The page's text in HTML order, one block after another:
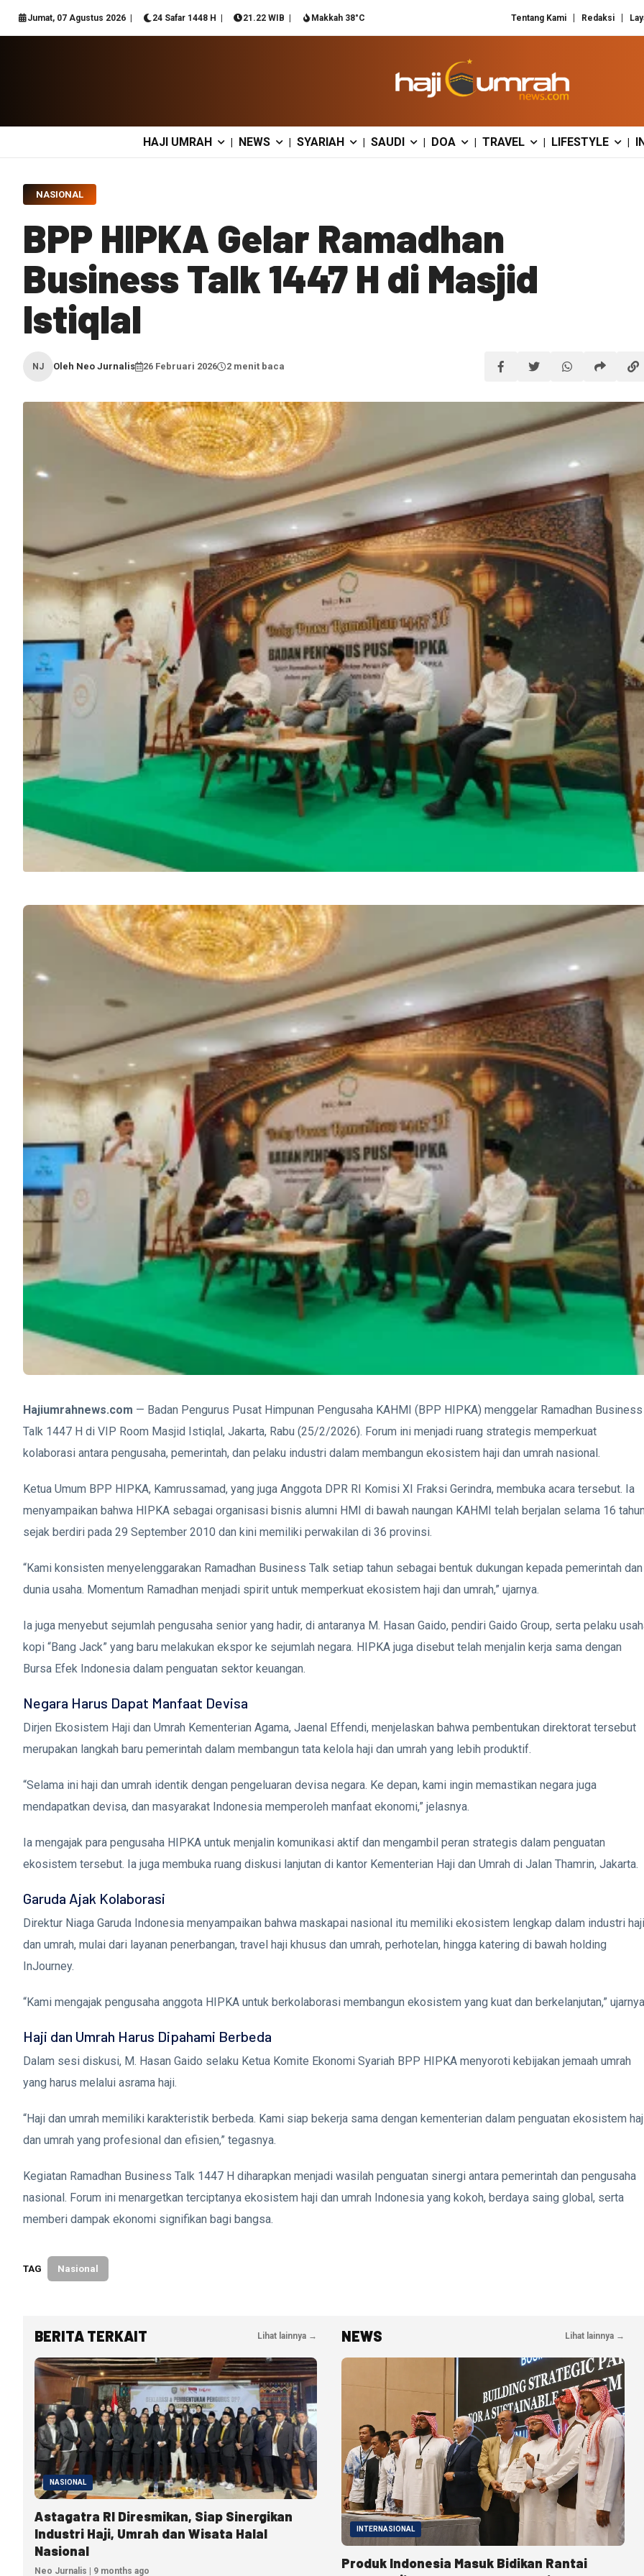
Jumat, 07 Agustus 2026 24 Safar 1448 H 21.22 WIB Makkah 38°C Tentang Kami Redaksi
HAJI UMRAH | NEWS | SYARIAH | SAUDI | DOA | TRAVEL | LIFESTYLE |
NASIONAL
BPP HIPKA Gelar Ramadhan
Business Talk 1447 H di Masjid
Istiqlal
NJ Oleh Neo Jurnalis 26 Februari 2026 2 menit baca
Hajiumrahnews.com — Badan Pengurus Pusat Himpunan Pengusaha KAHMI (BPP HIPKA) menggelar Ramadhan Business
Talk 1447 H di VIP Room Masjid Istiqlal, Jakarta, Rabu (25/2/2026). Forum ini menjadi ruang strategis memperkuat
kolaborasi antara pengusaha, pemerintah, dan pelaku industri dalam membangun ekosistem haji dan umrah nasional.
Ketua Umum BPP HIPKA, Kamrussamad, yang juga Anggota DPR RI Komisi XI Fraksi Gerindra, membuka acara tersebut. Ia
menyampaikan bahwa HIPKA sebagai organisasi bisnis alumni HMI di bawah naungan KAHMI telah berjalan selama 16
sejak berdiri pada 29 September 2010 dan kini memiliki perwakilan di 36 provinsi.
“Kami konsisten menyelenggarakan Ramadhan Business Talk setiap tahun sebagai bentuk dukungan kepada pemerintah dan
dunia usaha. Momentum Ramadhan menjadi spirit untuk memperkuat ekosistem haji dan umrah,” ujarnya.
Ia juga menyebut sejumlah pengusaha senior yang hadir, di antaranya M. Hasan Gaido, pendiri Gaido Group, serta pelaku
kopi “Bang Jack” yang baru melakukan ekspor ke sejumlah negara. HIPKA juga disebut telah menjalin kerja sama dengan
Bursa Efek Indonesia dalam penguatan sektor keuangan.
Negara Harus Dapat Manfaat Devisa
Dirjen Ekosistem Haji dan Umrah Kementerian Agama, Jaenal Effendi, menjelaskan bahwa pembentukan direktorat tersebut
merupakan langkah baru pemerintah dalam membangun tata kelola haji dan umrah yang lebih produktif.
“Selama ini haji dan umrah identik dengan pengeluaran devisa negara. Ke depan, kami ingin memastikan negara juga
mendapatkan devisa, dan masyarakat Indonesia memperoleh manfaat ekonomi,” jelasnya.
Ia mengajak para pengusaha HIPKA untuk menjalin komunikasi aktif dan mengambil peran strategis dalam penguatan
ekosistem tersebut. Ia juga membuka ruang diskusi lanjutan di kantor Kementerian Haji dan Umrah di Jalan Thamrin, Jakarta.
Garuda Ajak Kolaborasi
Direktur Niaga Garuda Indonesia menyampaikan bahwa maskapai nasional itu memiliki ekosistem lengkap dalam industri haji
dan umrah, mulai dari layanan penerbangan, travel haji khusus dan umrah, perhotelan, hingga katering di bawah holding
InJourney.
“Kami mengajak pengusaha anggota HIPKA untuk berkolaborasi membangun ekosistem yang kuat dan berkelanjutan,”
Haji dan Umrah Harus Dipahami Berbeda
Dalam sesi diskusi, M. Hasan Gaido selaku Ketua Komite Ekonomi Syariah BPP HIPKA menyoroti kebijakan jemaah umrah
yang harus melalui asrama haji.
“Haji dan umrah memiliki karakteristik berbeda. Kami siap bekerja sama dengan kementerian dalam penguatan ekosistem
dan umrah yang profesional dan efisien,” tegasnya.
Kegiatan Ramadhan Business Talk 1447 H diharapkan menjadi wasilah penguatan sinergi antara pemerintah dan pengusaha
nasional. Forum ini menargetkan terciptanya ekosistem haji dan umrah Indonesia yang kokoh, berdaya saing global, serta
memberi dampak ekonomi signifikan bagi bangsa.
TAG Nasional
BERITA TERKAIT Lihat lainnya →
NASIONAL
Astagatra RI Diresmikan, Siap Sinergikan
Industri Haji, Umrah dan Wisata Halal
Nasional
Neo Jurnalis | 9 months ago
NEWS Lihat lainnya →
INTERNASIONAL
Produk Indonesia Masuk Bidikan Rantai